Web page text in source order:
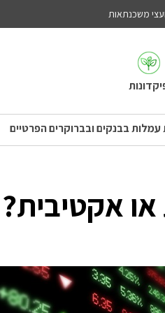
משכנתאות
עמלות בבנקים ובברוקרים הפרטיים